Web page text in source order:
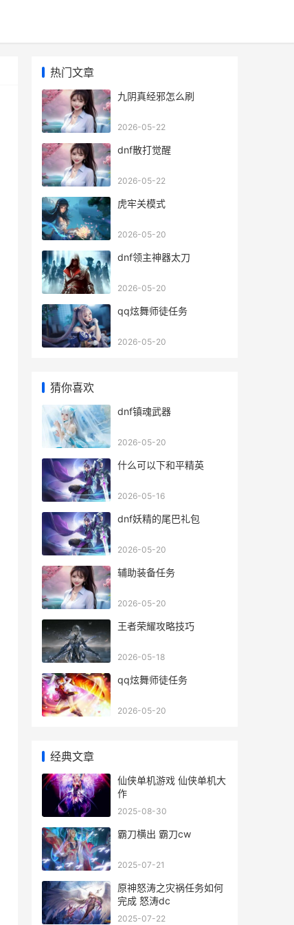
热门文章
九阴真经邪怎么刷
2026-05-22
dnf散打觉醒
2026-05-22
虎牢关模式
2026-05-20
dnf领主神器太刀
2026-05-20
qq炫舞师徒任务
2026-05-20
猜你喜欢
dnf镇魂武器
2026-05-20
什么可以下和平精英
2026-05-16
dnf妖精的尾巴礼包
2026-05-20
辅助装备任务
2026-05-20
王者荣耀攻略技巧
2026-05-18
qq炫舞师徒任务
2026-05-20
经典文章
仙侠单机游戏 仙侠单机大
作
2025-08-30
霸刀横出 霸刀cw
2025-07-21
原神怒涛之灾祸任务如何
完成 怒涛dc
2025-07-22